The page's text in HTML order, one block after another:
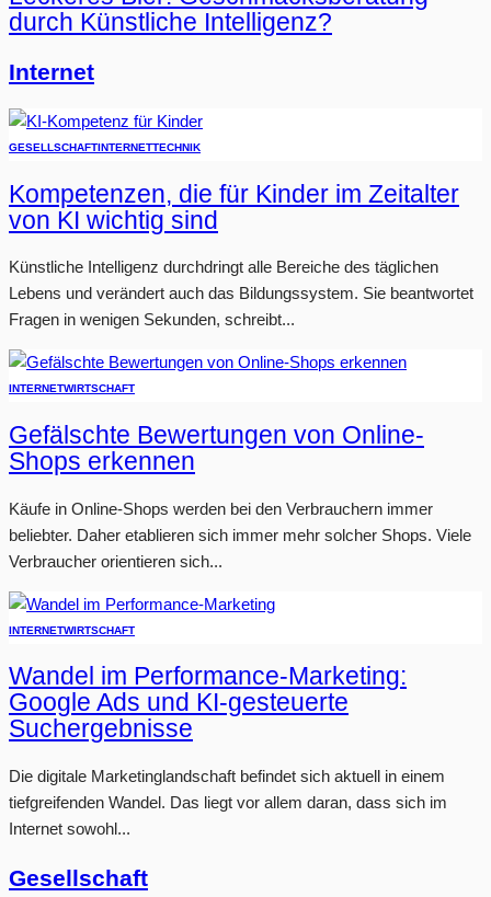
durch Künstliche Intelligenz?
Internet
GESELLSCHAFTINTERNETTECHNIK
Kompetenzen, die für Kinder im Zeitalter
von KI wichtig sind
Künstliche Intelligenz durchdringt alle Bereiche des täglichen
Lebens und verändert auch das Bildungssystem. Sie beantwortet
Fragen in wenigen Sekunden, schreibt...
INTERNETWIRTSCHAFT
Gefälschte Bewertungen von Online-
Shops erkennen
Käufe in Online-Shops werden bei den Verbrauchern immer
beliebter. Daher etablieren sich immer mehr solcher Shops. Viele
Verbraucher orientieren sich...
INTERNETWIRTSCHAFT
Wandel im Performance-Marketing:
Google Ads und KI-gesteuerte
Suchergebnisse
Die digitale Marketinglandschaft befindet sich aktuell in einem
tiefgreifenden Wandel. Das liegt vor allem daran, dass sich im
Internet sowohl...
Gesellschaft